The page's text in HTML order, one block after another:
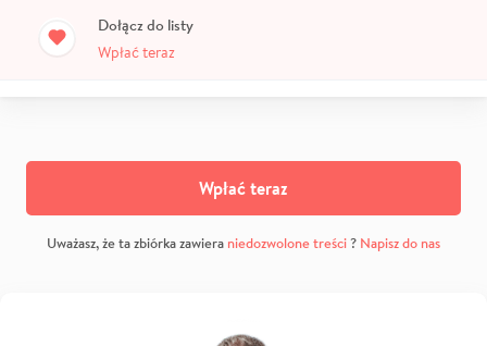
Dołącz do listy
Wpłać teraz
Wpłać teraz
Uważasz, że ta zbiórka zawiera niedozwolone treści? Napisz do nas